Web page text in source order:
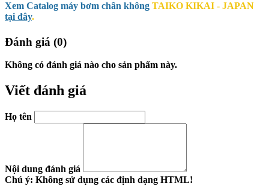
Xem Catalog máy bơm chân không TAIKO KIKAI - JAPAN
tại đây.
Đánh giá (0)
Không có đánh giá nào cho sản phẩm này.
Viết đánh giá
Họ tên
Nội dung đánh giá
Chú ý: Không sử dụng các định dạng HTML!